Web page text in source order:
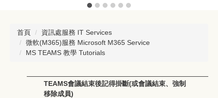
首頁
資訊處服務 IT Services
微軟(M365)服務 Microsoft M365 Service
MS TEAMS 教學 Tutorials
TEAMS會議結束後記得掛斷(或會議結束、強制
移除成員)